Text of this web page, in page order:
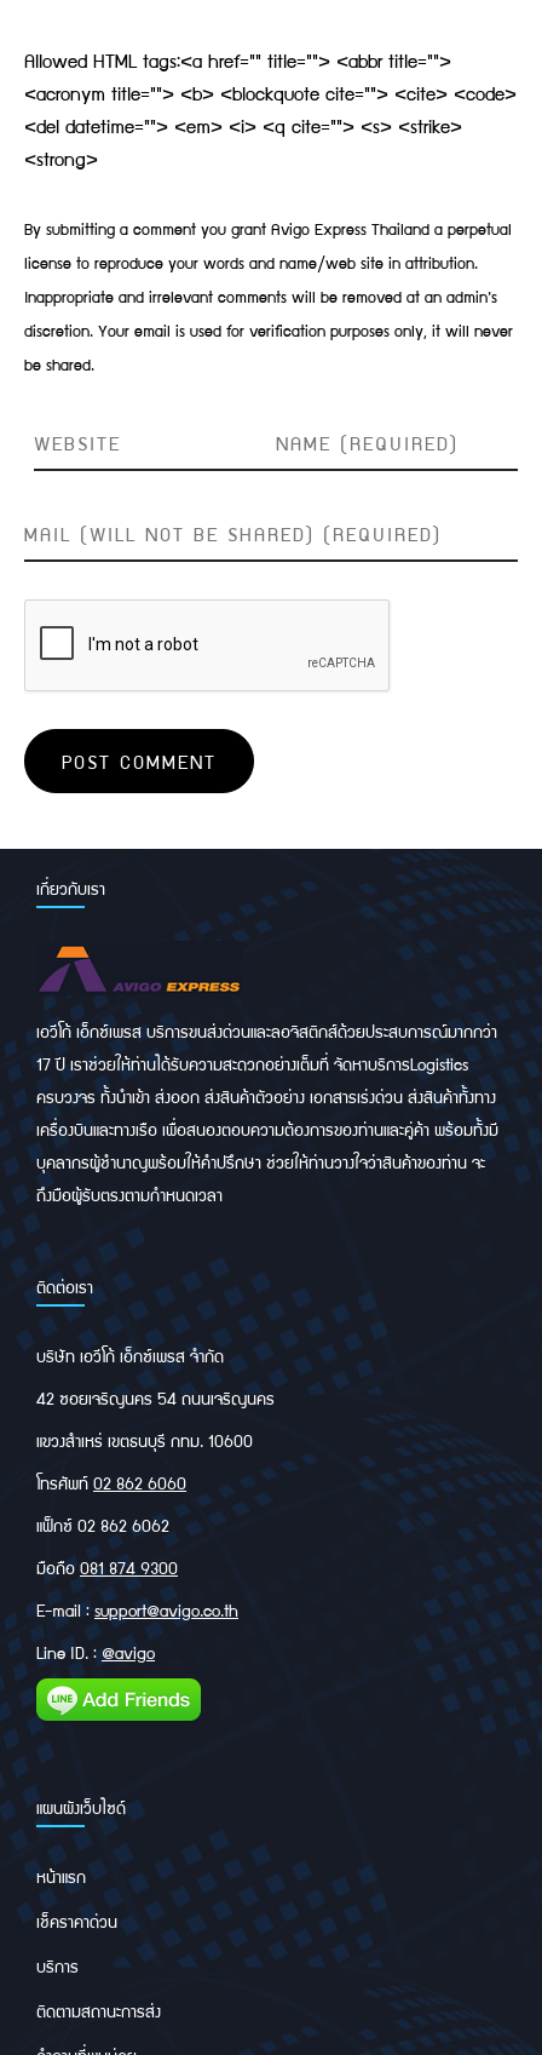
Allowed HTML tags:<a href="" title=""> <abbr title="">
<acronym title=""> <b> <blockquote cite=""> <cite> <code>
<del datetime=""> <em> <i> <q cite=""> <s> <strike>
<strong>
By submitting a comment you grant Avigo Express Thailand a perpetual
license to reproduce your words and name/web site in attribution.
Inappropriate and irrelevant comments will be removed at an admin’s
discretion. Your email is used for verification purposes only, it will never
be shared.
เกี่ยวกับเรา
เอวีโก้ เอ็กซ์เพรส บริการขนส่งด่วนและลอจิสติกส์ด้วยประสบการณ์มากกว่า
17 ปี เราช่วยให้ท่านได้รับความสะดวกอย่างเต็มที่ จัดหาบริการLogistics
ครบวงจร ทั้งนำเข้า ส่งออก ส่งสินค้าตัวอย่าง เอกสารเร่งด่วน ส่งสินค้าทั้งทาง
เครื่องบินและทางเรือ เพื่อสนองตอบความต้องการของท่านและคู่ค้า พร้อมทั้งมี
บุคลากรผู้ชำนาญพร้อมให้คำปรึกษา ช่วยให้ท่านวางใจว่าสินค้าของท่าน จะ
ถึงมือผู้รับตรงตามกำหนดเวลา
ติดต่อเรา
บริษัท เอวีโก้ เอ็กซ์เพรส จำกัด
42 ซอยเจริญนคร 54 ถนนเจริญนคร
แขวงสำเหร่ เขตธนบุรี กทม. 10600
โทรศัพท์02 862 6060
แฟ็กซ์ 02 862 6062
มือถือ081 874 9300
E-mail :support@avigo.co.th
Line ID. :@avigo
แผนผังเว็บไซด์
หน้าแรก
เช็คราคาด่วน
บริการ
ติดตามสถานะการส่ง